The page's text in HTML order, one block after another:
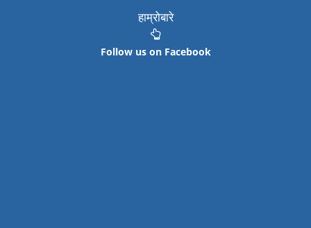
हाम्रोबारे
Follow us on Facebook